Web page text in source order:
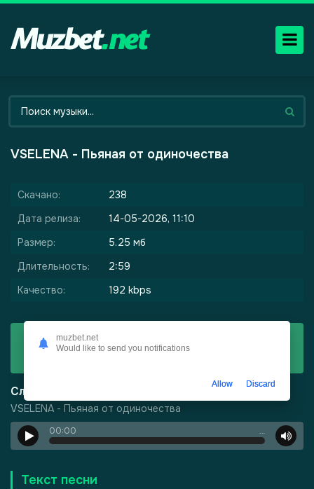
VSELENA - Пьяная от одиночества
Скачано:
238
Дата релиза:
14-05-2026, 11:10
Размер:
5.25 мб
Длительность:
2:59
Качество:
192 kbps
Скачать
Слушать
VSELENA - Пьяная от одиночества
00:00 …
Текст песни
Город Грехов
muzbet.net
Would like to send you notifications
Allow Discard